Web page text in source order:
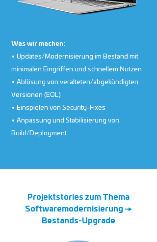
Was wir machen:
• Updates/Modernisierung im Bestand mit
minimalen Eingriffen und schnellem Nutzen
• Ablösung von veralteten/abgekündigten
Versionen (EOL)
• Einspielen von Security-Fixes
• Anpassung und Stabilisierung von
Build/Deployment
Projektstories zum Thema
Softwaremodernisierung →
Bestands-Upgrade